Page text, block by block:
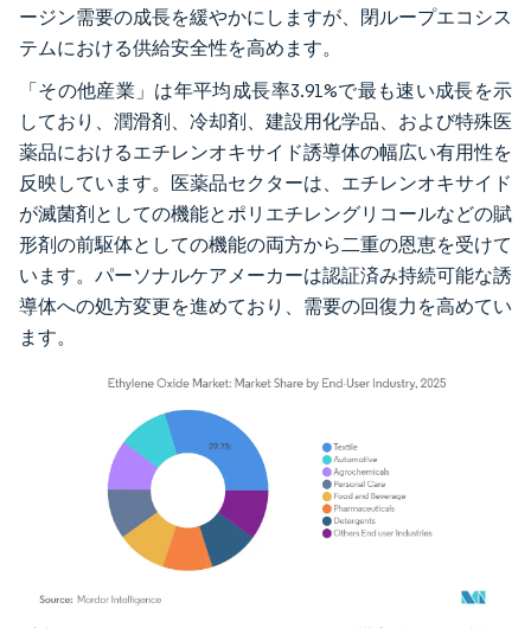
ージン需要の成長を緩やかにしますが、閉ループエコシス
テムにおける供給安全性を高めます。
「その他産業」は年平均成長率3.91%で最も速い成長を示
しており、潤滑剤、冷却剤、建設用化学品、および特殊医
薬品におけるエチレンオキサイド誘導体の幅広い有用性を
反映しています。医薬品セクターは、エチレンオキサイド
が滅菌剤としての機能とポリエチレングリコールなどの賦
形剤の前駆体としての機能の両方から二重の恩恵を受けて
います。パーソナルケアメーカーは認証済み持続可能な誘
導体への処方変更を進めており、需要の回復力を高めてい
ます。